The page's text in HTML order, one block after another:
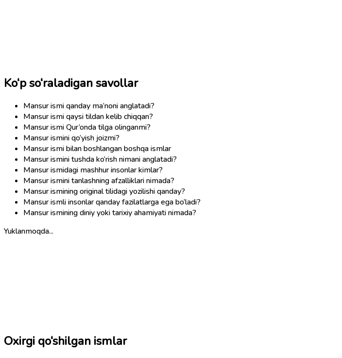
Ko‘p so‘raladigan savollar
Mansur ismi qanday ma’noni anglatadi?
Mansur ismi qaysi tildan kelib chiqqan?
Mansur ismi Qur’onda tilga olinganmi?
Mansur ismini qo‘yish joizmi?
Mansur ismi bilan boshlangan boshqa ismlar
Mansur ismini tushda ko‘rish nimani anglatadi?
Mansur ismidagi mashhur insonlar kimlar?
Mansur ismini tanlashning afzalliklari nimada?
Mansur ismining original tilidagi yozilishi qanday?
Mansur ismli insonlar qanday fazilatlarga ega bo‘ladi?
Mansur ismining diniy yoki tarixiy ahamiyati nimada?
Yuklanmoqda...
Oxirgi qo‘shilgan ismlar